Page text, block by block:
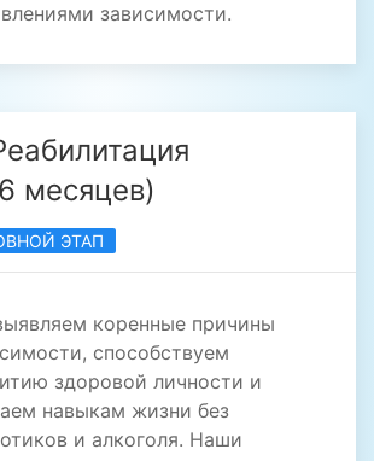
зависимости.
месяцев)
ЭТАП
коренные причины
способствуем
здоровой личности и
навыкам жизни без
и алкоголя. Наши